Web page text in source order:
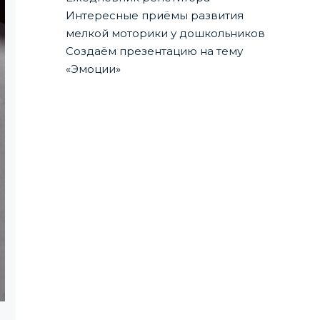
Интересные приёмы развития
мелкой моторики у дошкольников
Создаём презентацию на тему
«Эмоции»